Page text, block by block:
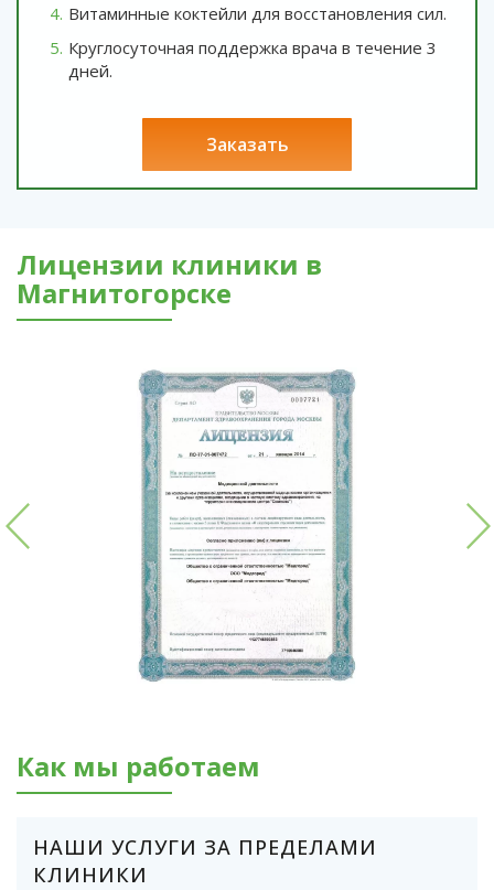
Витаминные коктейли для восстановления сил.
Круглосуточная поддержка врача в течение 3
дней.
заказать
Лицензии клиники в
Магнитогорске
Как мы работаем
НАШИ УСЛУГИ ЗА ПРЕДЕЛАМИ
КЛИНИКИ